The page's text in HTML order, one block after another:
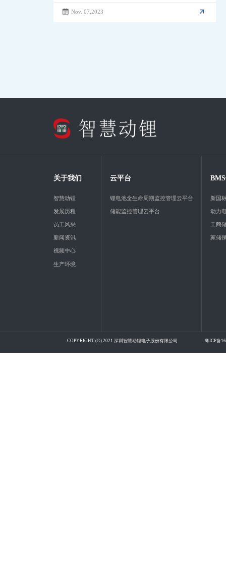
Nov. 07,2023
关于我们
智慧动锂
发展历程
员工风采
新闻资讯
视频中心
生产环境
云平台
锂电池全生命周期监控管理云平台
储能监控管理云平台
新国
动力
工商
家储
COPYRIGHT (©) 2021 深圳智慧动锂电子股份有限公司 粤ICP备